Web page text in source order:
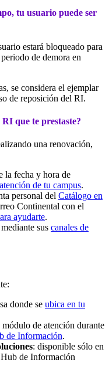
tu usuario puede ser
estará bloqueado para
de demora en
se considera el ejemplar
de reposición del RI.
que te prestaste?
una renovación,
la fecha y hora de
de tu campus.
personal del Catálogo en
Continental con el
ayudarte.
sus canales de
donde se ubica en tu
módulo de atención durante
de Información.
: disponible sólo en
de Información